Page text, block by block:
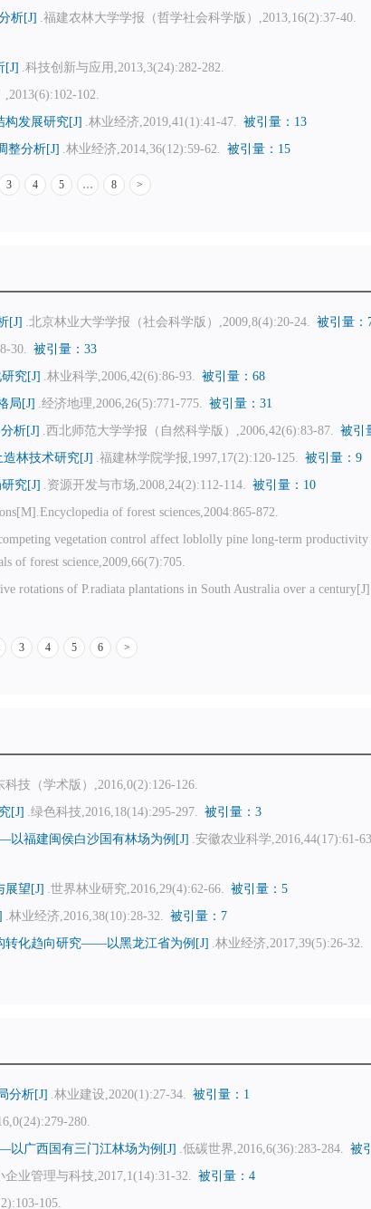
析[J] .福建农林大学学报（哲学社会科学版）,2013,16(2):37-40.
[J] .科技创新与应用,2013,3(24):282-282.
102.
构发展研究[J] .林业经济,2019,41(1):41-47. 被引量：13
整分析[J] .林业经济,2014,36(12):59-62. 被引量：15
3 4 5 … 8 >
[J] .北京林业大学学报（社会科学版）,2009,8(4):20-24. 被引量：
30. 被引量：33
究[J] .林业科学,2006,42(6):86-93. 被引量：68
局[J] .经济地理,2006,26(5):771-775. 被引量：31
析[J] .西北师范大学学报（自然科学版）,2006,42(6):83-87. 被引
林技术研究[J] .福建林学院学报,1997,17(2):120-125. 被引量：9
究[J] .资源开发与市场,2008,24(2):112-114. 被引量：10
of forest sciences,2004:865-872.
vegetation control affect loblolly pine long-term productivity
of forest science,2009,66(7):705.
rotations of P.radiata plantations in South Australia over a
3 4 5 6 >
科技（学术版）,2016,0(2):126-126.
[J] .绿色科技,2016,18(14):295-297. 被引量：3
福建闽侯白沙国有林场为例[J] .安徽农业科学,2016,44(17):61-
展望[J] .世界林业研究,2016,29(4):62-66. 被引量：5
.林业经济,2016,38(10):28-32. 被引量：7
转化趋向研究——以黑龙江省为例[J] .林业经济,2017,39(5):26-32.
分析[J] .林业建设,2020(1):27-34. 被引量：1
280.
广西国有三门江林场为例[J] .低碳世界,2016,6(36):283-284. 被
企业管理与科技,2017,1(14):31-32. 被引量：4
105.